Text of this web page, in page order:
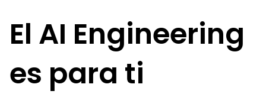
El AI Engineering
es para ti